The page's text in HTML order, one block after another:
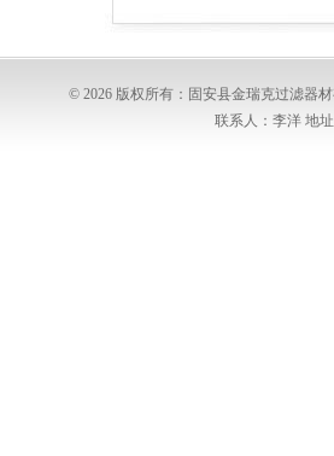
© 2026 版权所有：固安县金瑞克过滤器
联系人：李洋 地